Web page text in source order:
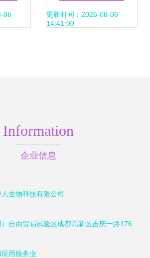
零
06
供，优质批发，价
更新时间：2026-08-06
14:41:00
Information
企业信息
生物科技有限公司
自由贸易试验区成都高新区吉庆一路176
用服务业